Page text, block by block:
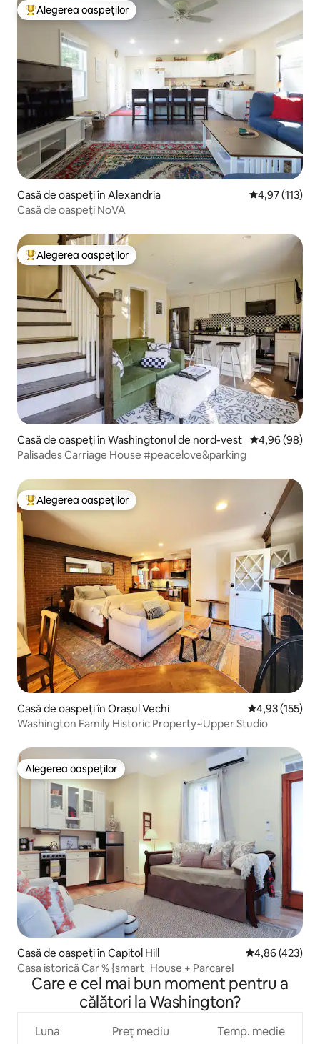
Locuință din topul categoriei Alegerea oaspeților
Alegerea oaspeților
Casă de oaspeți în Alexandria Scor mediu
4,97 (113)
Casă de oaspeți NoVA
Locuință din topul categoriei Alegerea oaspeților
Alegerea oaspeților
Casă de oaspeți în Washingtonul de nord-vest Scor mediu
4,96 (98)
Palisades Carriage House #peacelove&parking
Locuință din topul categoriei Alegerea oaspeților
Alegerea oaspeților
Casă de oaspeți în Orașul Vechi Scor mediu
4,93 (155)
Washington Family Historic Property~Upper Studio
Alegerea oaspeților
Alegerea oaspeților
Casă de oaspeți în Capitol Hill Scor mediu de
4,86 (423)
Casa istorică Car % {smart_House + Parcare!
Care e cel mai bun moment pentru a
călători la Washington?
Luna Preț mediu Temp. medie